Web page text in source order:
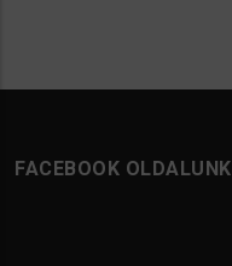
FACEBOOK OLDALUNK